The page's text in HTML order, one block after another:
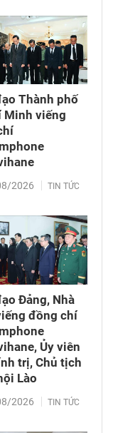
(Vietnam
Thành phố
Minh viếng
2026 TIN TỨC
Đảng, Nhà
đồng chí
Ủy viên
trị, Chủ tịch
Lào
2026 TIN TỨC